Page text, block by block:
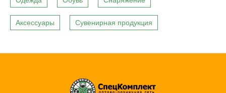
Аксессуары Сувенирная продукция